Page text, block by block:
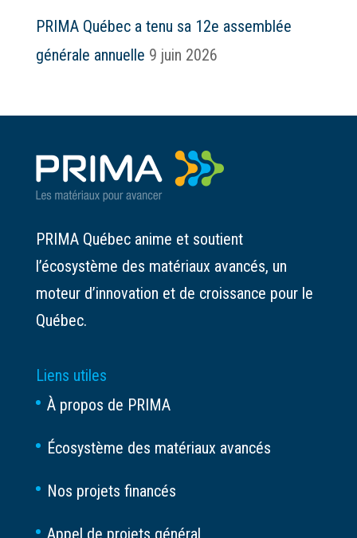
PRIMA Québec a tenu sa 12e assemblée
générale annuelle 9 juin 2026
PRIMA Québec anime et soutient
l’écosystème des matériaux avancés, un
moteur d’innovation et de croissance pour le
Québec.
Liens utiles
À propos de PRIMA
Écosystème des matériaux avancés
Nos projets financés
Appel de projets général